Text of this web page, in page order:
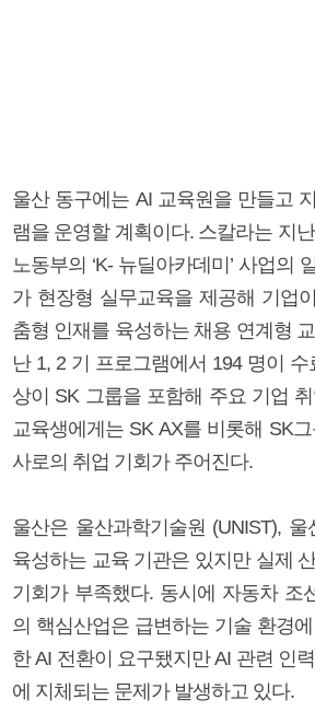
울산 동구에는 AI 교육원을 만들고
램을 운영할 계획이다. 스칼라는 지
노동부의 ‘K- 뉴딜아카데미’ 사업의
가 현장형 실무교육을 제공해 기업
춤형 인재를 육성하는 채용 연계형
난 1, 2 기 프로그램에서 194 명이
상이 SK 그룹을 포함해 주요 기업
교육생에게는 SK AX를 비롯해 SK
사로의 취업 기회가 주어진다.
울산은 울산과학기술원 (UNIST),
육성하는 교육 기관은 있지만 실제
기회가 부족했다. 동시에 자동차 조
의 핵심산업은 급변하는 기술 환경
한 AI 전환이 요구됐지만 AI 관련 인
에 지체되는 문제가 발생하고 있다.